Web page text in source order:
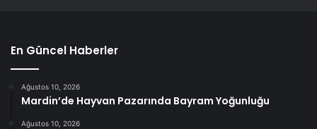
En Güncel Haberler
Ağustos 10, 2026
Mardin’de Hayvan Pazarında Bayram Yoğunluğu
Ağustos 10, 2026